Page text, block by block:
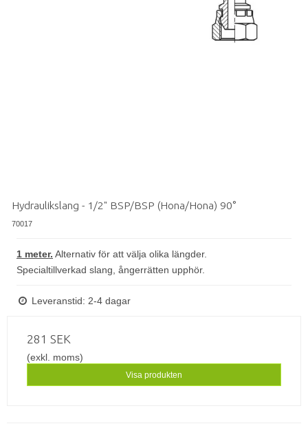
Hydraulikslang - 1/2" BSP/BSP (Hona/Hona) 90°
70017
1 meter. Alternativ för att välja olika längder.
Specialtillverkad slang, ångerrätten upphör.
Leveranstid: 2-4 dagar
281 SEK
(exkl. moms)
Visa produkten